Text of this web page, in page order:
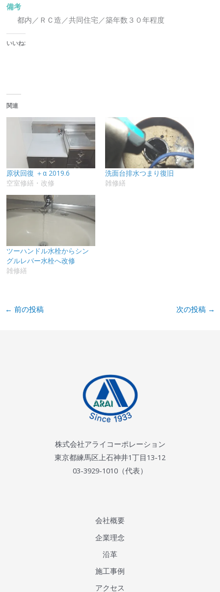
備考
都内／ＲＣ造／共同住宅／築年数３０年程度
いいね:
関連
原状回復 ＋α 2019.6
空室修繕・改修
洗面台排水つまり復旧
雑修繕
ツーハンドル水栓からシン
グルレバー水栓へ改修
雑修繕
← 前の投稿 次の投稿 →
株式会社アライコーポレーション
東京都練馬区上石神井1丁目13-12
03-3929-1010（代表）
会社概要
企業理念
沿革
施工事例
アクセス